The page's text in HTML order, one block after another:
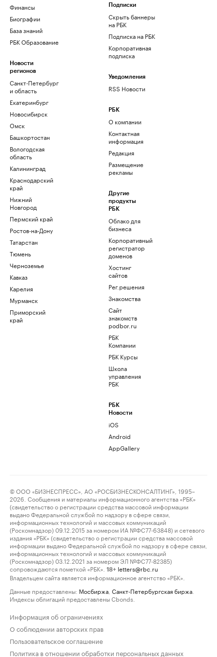
Финансы
Биографии
База знаний
РБК Образование
Новости
регионов
Санкт-Петербург
и область
Екатеринбург
Новосибирск
Омск
Башкортостан
Вологодская
область
Калининград
Краснодарский
край
Нижний
Новгород
Пермский край
Ростов-на-Дону
Татарстан
Тюмень
Черноземье
Кавказ
Карелия
Мурманск
Приморский
край
Подписки
Скрыть баннеры
на РБК
Подписка на РБК
Корпоративная
подписка
Уведомления
RSS Новости
РБК
О компании
Контактная
информация
Редакция
Размещение
рекламы
Другие
продукты
РБК
Облако для
бизнеса
Корпоративный
регистратор
доменов
Хостинг
сайтов
Рег.решения
Знакомства
Сайт
знакомств
podbor.ru
РБК
Компании
РБК Курсы
Школа
управления
РБК
РБК
Новости
iOS
Android
AppGallery
© ООО «БИЗНЕСПРЕСС», АО «РОСБИЗНЕСКОНСАЛТИНГ», 1995–
2026. Сообщения и материалы информационного агентства «РБК»
(свидетельство о регистрации средства массовой информации
выдано Федеральной службой по надзору в сфере связи,
информационных технологий и массовых коммуникаций
(Роскомнадзор) 09.12.2015 за номером ИА №ФС77-63848) и сетевого
издания «РБК» (свидетельство о регистрации средства массовой
информации выдано Федеральной службой по надзору в сфере связи,
информационных технологий и массовых коммуникаций
(Роскомнадзор) 03.12.2021 за номером ЭЛ №ФС77-82385)
сопровождаются пометкой «РБК».
18+ letters@rbc.ru
Владельцем сайта является информационное агентство «РБК».
Данные предоставлены: Мосбиржа Санкт-Петербургская биржа
Индексы облигаций предоставлены Cbonds.
Информация об ограничениях
О соблюдении авторских прав
Пользовательское соглашение
Политика в отношении обработки персональных данных